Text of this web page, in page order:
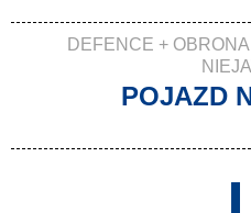
DEFENCE +
POJAZD